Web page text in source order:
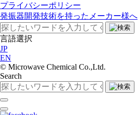
プライバシーポリシー
発振器開発技術を持ったメーカー様へ
言語選択
JP
EN
©︎ Microwave Chemical Co.,Ltd.
Search